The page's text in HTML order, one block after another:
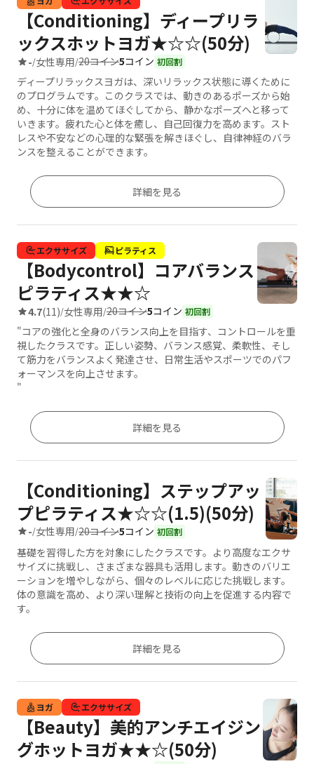
【Conditioning】ディープリラ
ックスホットヨガ★☆☆(50分)
-/女性専用/20コイン5コイン 初回割
ディープリラックスヨガは、深いリラックス状態に導くために
のプログラムです。このクラスでは、動きのあるポーズから始
め、十分に体を温めてほぐしてから、静かなポーズへと移って
いきます。疲れた心と体を癒し、自己回復力を高めます。スト
レスや不安などの心理的な緊張を解きほぐし、自律神経のバラ
ンスを整えることができます。
詳細を見る
エクササイズ ピラティス
【Bodycontrol】コアバランス
ピラティス★★☆
4.7(11)/女性専用/20コイン5コイン 初回割
"コアの強化と全身のバランス向上を目指す、コントロールを重
視したクラスです。正しい姿勢、バランス感覚、柔軟性、そし
て筋力をバランスよく発達させ、日常生活やスポーツでのパフ
ォーマンスを向上させます。
"
詳細を見る
【Conditioning】ステップアッ
プピラティス★☆☆(1.5)(50分)
-/女性専用/20コイン5コイン 初回割
基礎を習得した方を対象にしたクラスです。より高度なエクサ
サイズに挑戦し、さまざまな器具も活用します。動きのバリエ
ーションを増やしながら、個々のレベルに応じた挑戦します。
体の意識を高め、より深い理解と技術の向上を促進する内容で
す。
詳細を見る
ヨガ エクササイズ
【Beauty】美的アンチエイジン
グホットヨガ★★☆(50分)